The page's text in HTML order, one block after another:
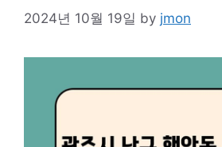
2024년 10월 19일 by jmon